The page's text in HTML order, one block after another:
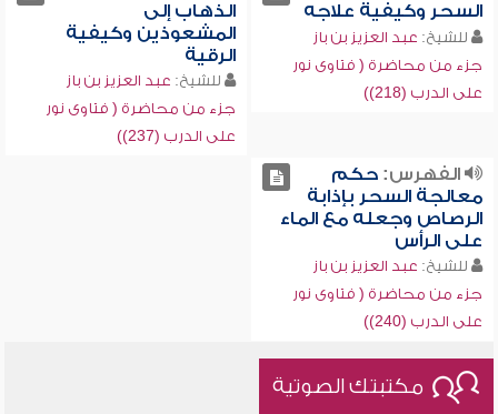
السحر وكيفية علاجه
للشيخ: عبد العزيز بن باز
جزء من محاضرة ( فتاوى نور
على الدرب (218))
الذهاب إلى
المشعوذين وكيفية
الرقية
للشيخ: عبد العزيز بن باز
جزء من محاضرة ( فتاوى نور
على الدرب (237))
الفهرس:حكم
معالجة السحر بإذابة
الرصاص وجعله مع الماء
على الرأس
للشيخ: عبد العزيز بن باز
جزء من محاضرة ( فتاوى نور
على الدرب (240))
مكتبتك الصوتية